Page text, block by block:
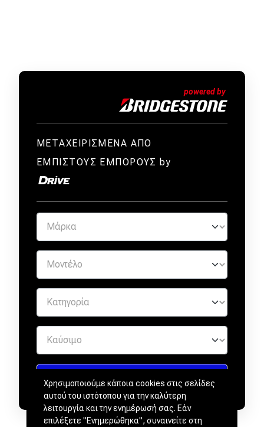
ΜΕΤΑΧΕΙΡΙΣΜΕΝΑ ΑΠΟ
ΕΜΠΙΣΤΟΥΣ ΕΜΠΟΡΟΥΣ by
Χρησιμοποιούμε κάποια cookies στις σελίδες
αυτού του ιστότοπου για την καλύτερη
λειτουργία και την ενημέρωσή σας. Εάν
επιλέξετε "Ενημερώθηκα", συναινείτε στη